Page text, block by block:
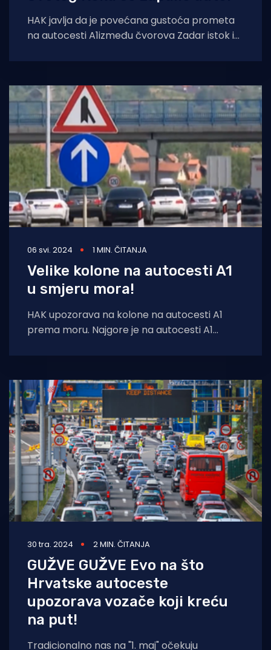
HAK javlja da je povećana gustoća prometa
na autocesti A1između čvorova Zadar istok i
usporavanja
06 svi. 2024 1 MIN. ČITANJA
Velike kolone na autocesti A1
u smjeru mora!
HAK upozorava na kolone na autocesti A1
prema moru. Najgore je na autocesti A1
Jastrebarsko
30 tra. 2024 2 MIN. ČITANJA
GUŽVE GUŽVE Evo na što
Hrvatske autoceste
upozorava vozače koji kreću
na put!
Tradicionalno nas na "1. maj" očekuju